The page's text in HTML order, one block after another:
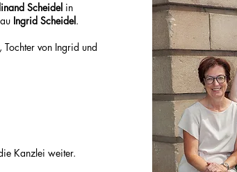
Scheidel in
Ingrid Scheidel.
, Tochter von Ingrid und
Kanzlei weiter.